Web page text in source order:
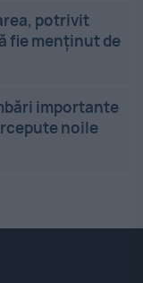
potrivit
fie menținut de
importante
noile